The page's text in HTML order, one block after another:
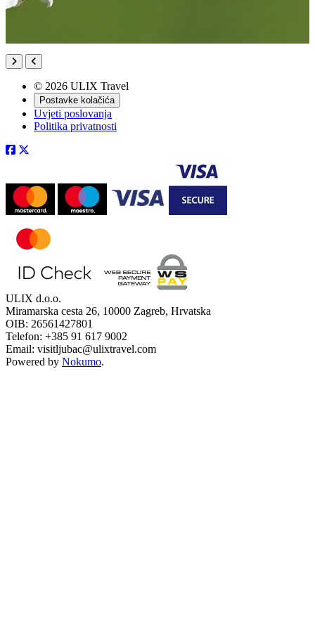
© 2026 ULIX Travel
Postavke kolačića
Uvjeti poslovanja
Politika privatnosti
ULIX d.o.o.
Miramarska cesta 26, 10000 Zagreb, Hrvatska
OIB: 26561427801
Telefon: +385 91 617 9002
Email: visitljubac@ulixtravel.com
Powered by Nokumo.